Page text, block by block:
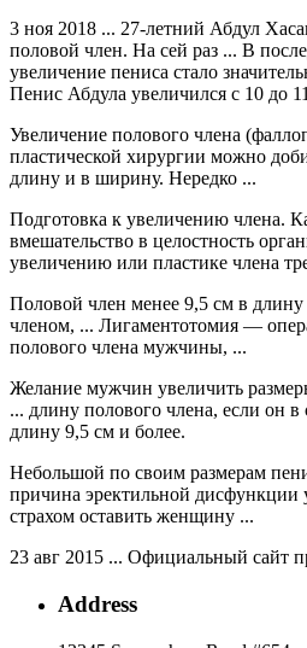
3 ноя 2018 ... 27-летний Абдул
половой член. На сей раз ... В
увеличение пениса стало
Пенис Абдула увеличился с 10 до
Увеличение полового члена
пластической хирургии можно
длину и в ширину. Нередко ...
Подготовка к увеличению члена.
вмешательство в целостность
увеличению или пластике члена
Половой член менее 9,5 см в
членом, ... Лигаментотомия —
полового члена мужчины, ...
Желание мужчин увеличить
... длину полового члена, если он
длину 9,5 см и более.
Небольшой по своим размерам
причина эректильной
страхом оставить женщину ...
23 авг 2015 ... Официальный сайт
Address